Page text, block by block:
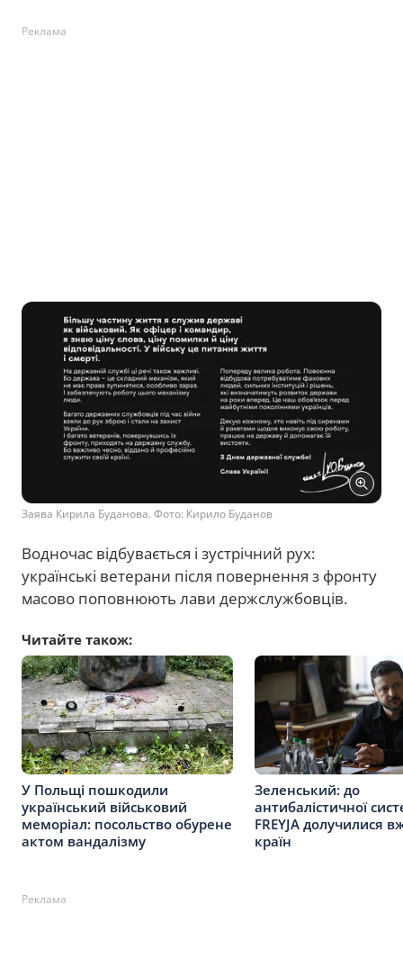
Реклама
Заява Кирила Буданова. Фото: Кирило Буданов
Водночас відбувається і зустрічний рух:
українські ветерани після повернення з фронту
масово поповнюють лави держслужбовців.
Читайте також:
У Польщі пошкодили
український військовий
меморіал: посольство обурене
актом вандалізму
Зеленський: до
антибалістичної
FREYJA долучилися
країн
Реклама